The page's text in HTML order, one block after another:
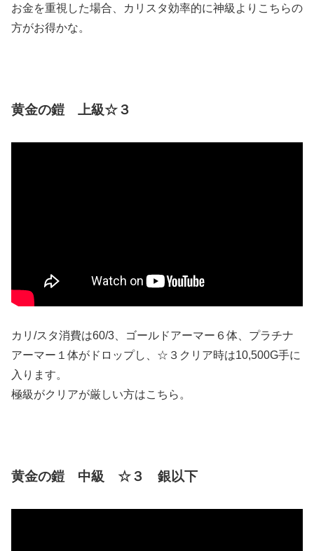
お金を重視した場合、カリスタ効率的に神級よりこちらの
方がお得かな。
黄金の鎧 上級☆３
カリ/スタ消費は60/3、ゴールドアーマー６体、プラチナ
アーマー１体がドロップし、☆３クリア時は10,500G手に
入ります。
極級がクリアが厳しい方はこちら。
黄金の鎧 中級 ☆３ 銀以下